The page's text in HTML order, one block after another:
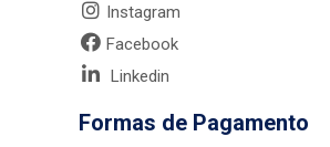
Instagram
Facebook
Linkedin
Formas de Pagamento